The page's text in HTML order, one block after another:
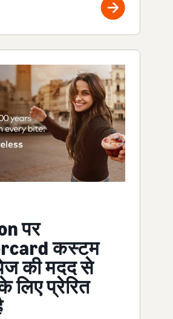
पर
कस्टम
की मदद से
लिए प्रेरित